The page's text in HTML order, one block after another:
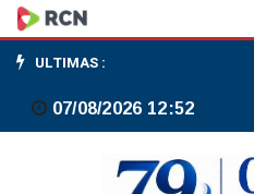
Safra
2026
alcançará
recorde
ULTIMAS :
07/08/2026 12:52